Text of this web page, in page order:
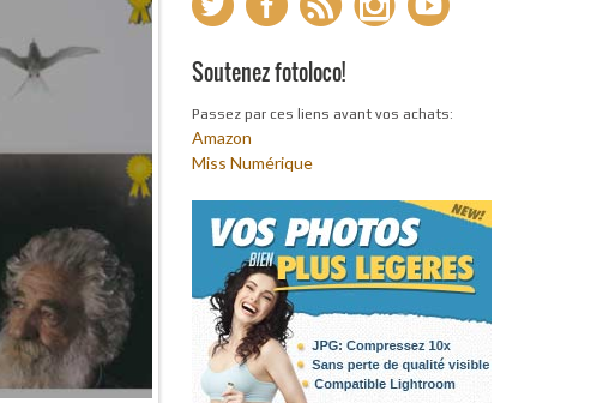
Soutenez fotoloco!
Passez par ces liens avant vos achats:
Amazon
Miss Numérique